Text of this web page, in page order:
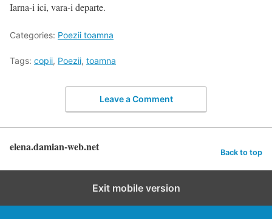
Iarna-i ici, vara-i departe.
Categories: Poezii toamna
Tags: copii, Poezii, toamna
Leave a Comment
elena.damian-web.net Back to top
Exit mobile version